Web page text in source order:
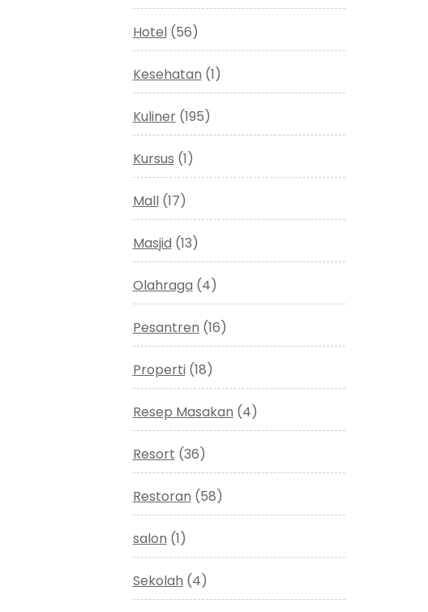
Hotel(56)
Kesehatan (1)
Kuliner(195)
Kursus (1)
Mall(17)
Masjid (13)
Olahraga (4)
Pesantren (16)
Properti(18)
Resep Masakan (4)
Resort (36)
Restoran (58)
salon (1)
Sekolah (4)